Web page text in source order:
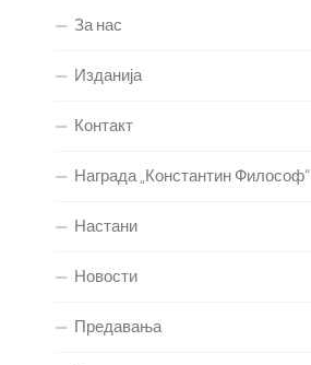
За нас
Изданија
Контакт
Награда „Константин Философ“
Настани
Новости
Предавања